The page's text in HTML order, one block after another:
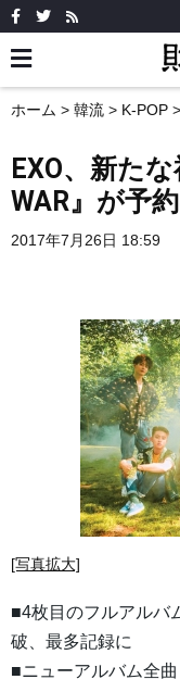
ホーム > 韓流 > K-POP >
EXO、新た
WAR』が予
2017年7月26日 18:59
[写真拡大]
■4枚目のフルアルバ
破、最多記録に
■ニューアルバム全